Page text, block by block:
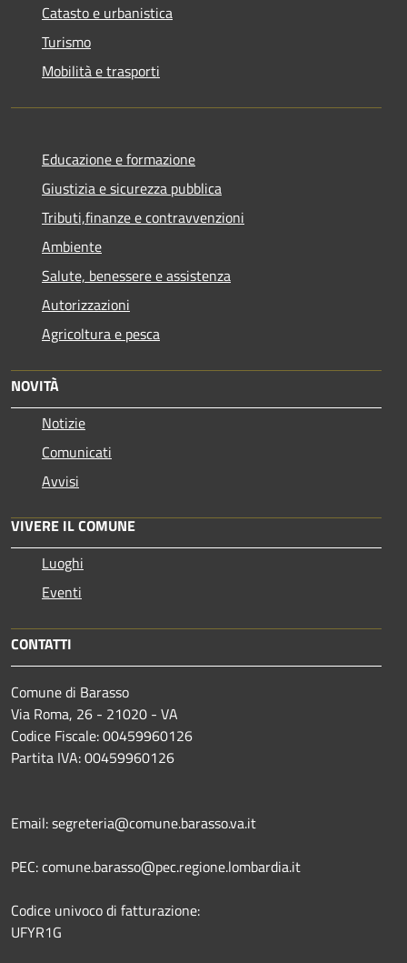
Catasto e urbanistica
Turismo
Mobilità e trasporti
Educazione e formazione
Giustizia e sicurezza pubblica
Tributi,finanze e contravvenzioni
Ambiente
Salute, benessere e assistenza
Autorizzazioni
Agricoltura e pesca
NOVITÀ
Notizie
Comunicati
Avvisi
VIVERE IL COMUNE
Luoghi
Eventi
CONTATTI
Comune di Barasso
Via Roma, 26 - 21020 - VA
Codice Fiscale: 00459960126
Partita IVA: 00459960126
Email: segreteria@comune.barasso.va.it
PEC: comune.barasso@pec.regione.lombardia.it
Codice univoco di fatturazione:
UFYR1G